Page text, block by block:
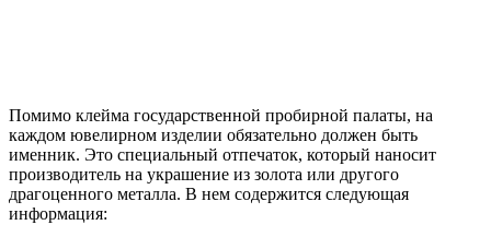
Помимо клейма государственной пробирной палаты, на
каждом ювелирном изделии обязательно должен быть
именник. Это специальный отпечаток, который наносит
производитель на украшение из золота или другого
драгоценного металла. В нем содержится следующая
информация: